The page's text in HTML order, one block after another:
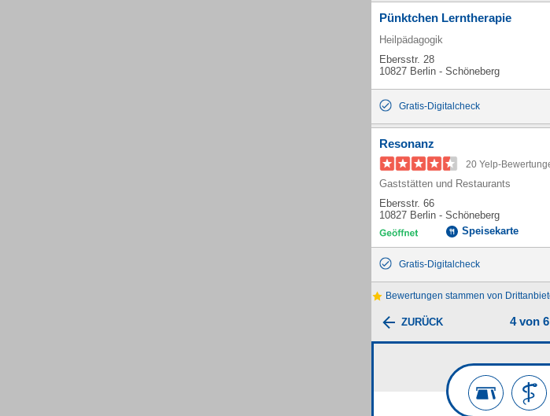
Pünktchen Lerntherapie
Heilpädagogik
Ebersstr. 28
10827 Berlin - Schöneberg
Gratis-Digitalcheck
Resonanz
20 Yelp-
Gaststätten und Restaurants
Ebersstr. 66
10827 Berlin - Schöneberg
Speisekarte
Gratis-Digitalcheck
Bewertungen stammen von
ZURÜCK 4 von 6